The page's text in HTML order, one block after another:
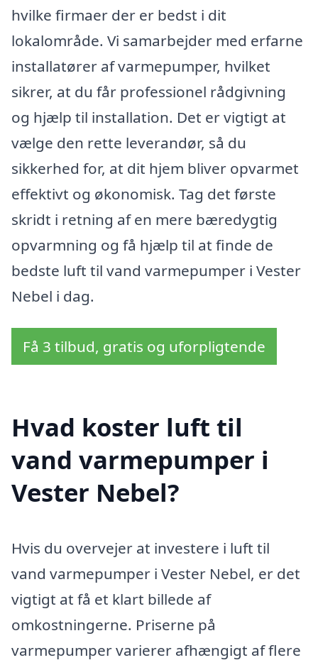
hvilke firmaer der er bedst i dit
lokalområde. Vi samarbejder med erfarne
installatører af varmepumper, hvilket
sikrer, at du får professionel rådgivning
og hjælp til installation. Det er vigtigt at
vælge den rette leverandør, så du
sikkerhed for, at dit hjem bliver opvarmet
effektivt og økonomisk. Tag det første
skridt i retning af en mere bæredygtig
opvarmning og få hjælp til at finde de
bedste luft til vand varmepumper i Vester
Nebel i dag.
Få 3 tilbud, gratis og uforpligtende
Hvad koster luft til
vand varmepumper i
Vester Nebel?
Hvis du overvejer at investere i luft til
vand varmepumper i Vester Nebel, er det
vigtigt at få et klart billede af
omkostningerne. Priserne på
varmepumper varierer afhængigt af flere